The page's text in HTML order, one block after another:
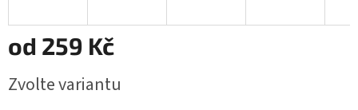
od 259 Kč
cena:
Zvolte variantu